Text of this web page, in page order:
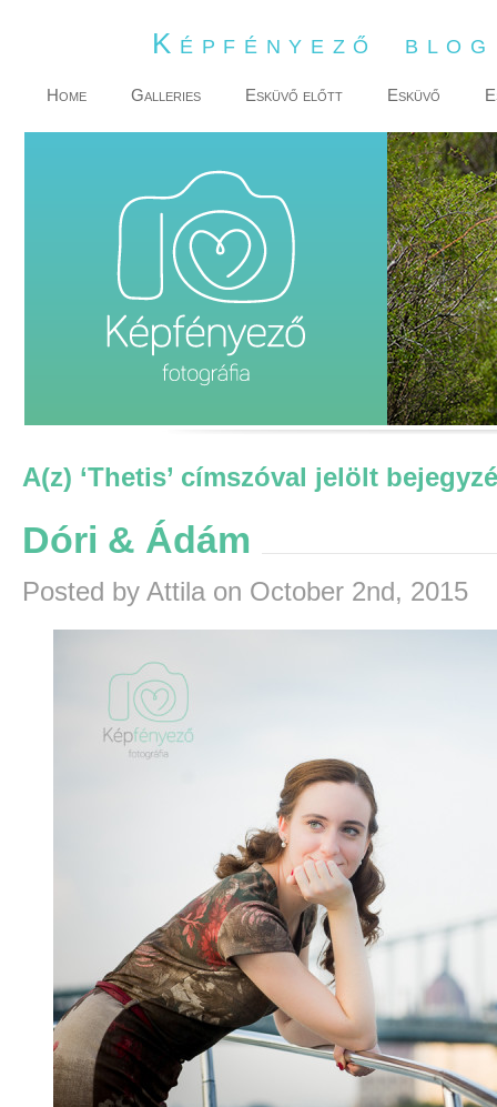
Képfényező
Home Galleries Esküvő előtt Esküvő
A(z) ‘Thetis’ címszóval jelölt
Dóri & Ádám
Posted by Attila on October 2nd, 2015